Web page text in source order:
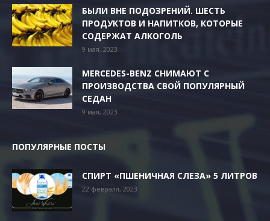
БЫЛИ ВНЕ ПОДОЗРЕНИЙ. ШЕСТЬ
ПРОДУКТОВ И НАПИТКОВ, КОТОРЫЕ
СОДЕРЖАТ АЛКОГОЛЬ
9 мая, 2023
MERCEDES-BENZ СНИМАЮТ С
ПРОИЗВОДСТВА СВОЙ ПОПУЛЯРНЫЙ
СЕДАН
9 мая, 2023
ПОПУЛЯРНЫЕ ПОСТЫ
СПИРТ «ПШЕНИЧНАЯ СЛЕЗА» 5 ЛИТРОВ
22 февраля, 2023